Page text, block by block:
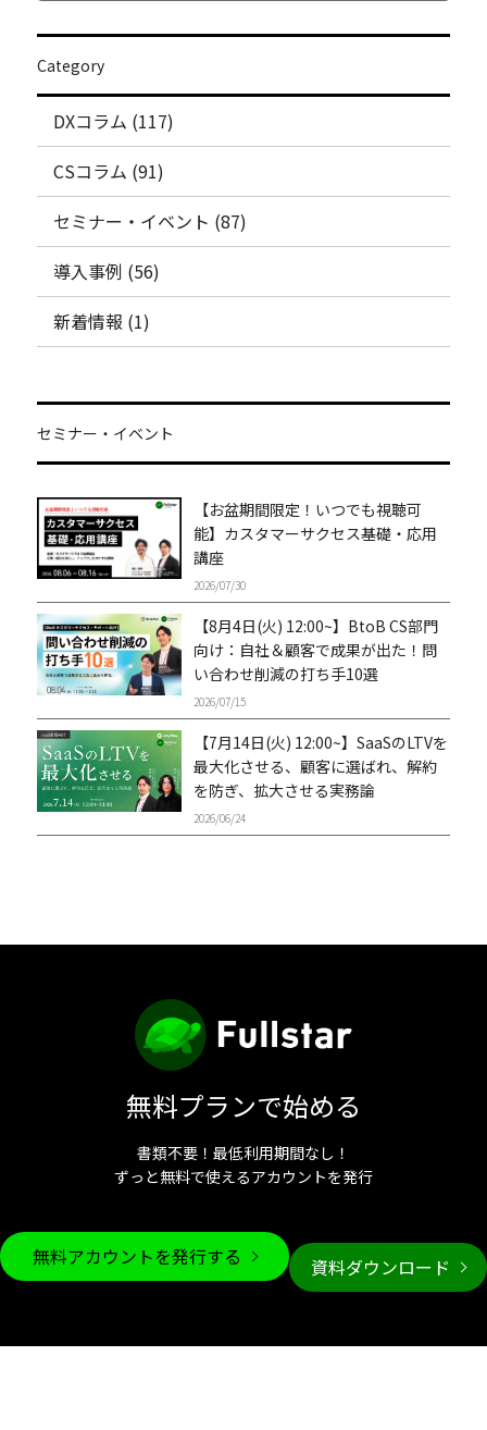
Category
DXコラム (117)
CSコラム (91)
セミナー・イベント (87)
導入事例 (56)
新着情報 (1)
セミナー・イベント
【お盆期間限定！いつでも視聴可
能】カスタマーサクセス基礎・応用
講座
2026/07/30
【8月4日(火) 12:00~】BtoB CS部門
向け：自社＆顧客で成果が出た！問
い合わせ削減の打ち手10選
2026/07/15
【7月14日(火) 12:00~】SaaSのLTVを
最大化させる、顧客に選ばれ、解約
を防ぎ、拡大させる実務論
2026/06/24
無料プランで始める
書類不要！最低利用期間なし！
ずっと無料で使えるアカウントを発行
無料アカウントを発行する 資料ダウンロード